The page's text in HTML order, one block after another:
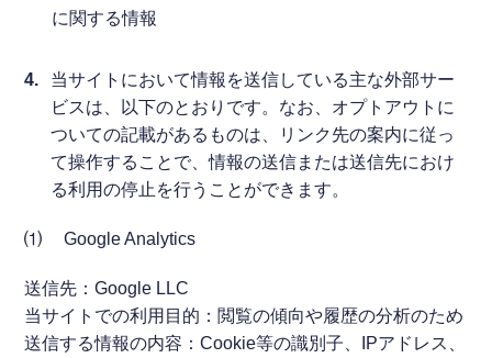
に関する情報
4.
当サイトにおいて情報を送信している主な外部サー
ビスは、以下のとおりです。なお、オプトアウトに
ついての記載があるものは、リンク先の案内に従っ
て操作することで、情報の送信または送信先におけ
る利用の停止を行うことができます。
⑴ Google Analytics
送信先：Google LLC
当サイトでの利用目的：閲覧の傾向や履歴の分析のため
送信する情報の内容：Cookie等の識別子、IPアドレス、